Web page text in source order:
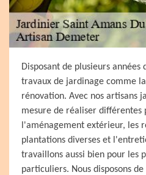
Disposant de plusieurs années
travaux de jardinage comme
rénovation. Avec nos artisans
mesure de réaliser différentes
l'aménagement extérieur, les
plantations diverses et
travaillons aussi bien pour les
particuliers. Nous disposons